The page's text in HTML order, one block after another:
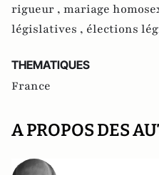
rigueur , mariage
législatives , élections
THEMATIQUES
France
A PROPOS DES